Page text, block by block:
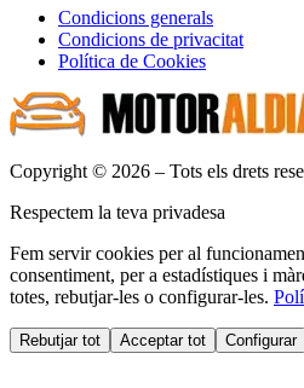
Condicions generals
Condicions de privacitat
Política de Cookies
Copyright © 2026 – Tots els drets
Respectem la teva privadesa
Fem servir cookies per al
consentiment, per a estadístiques i
totes, rebutjar-les o configurar-les.
Rebutjar tot Acceptar tot Configurar